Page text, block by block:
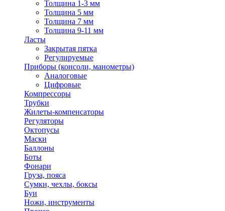
Толщина 1-3 мм
Толщина 5 мм
Толщина 7 мм
Толщина 9-11 мм
Ласты
Закрытая пятка
Регулируемые
Приборы (консоли, манометры)
Аналоговые
Цифровые
Компрессоры
Трубки
Жилеты-компенсаторы
Регуляторы
Октопусы
Маски
Баллоны
Боты
Фонари
Груза, пояса
Сумки, чехлы, боксы
Буи
Ножи, инструменты